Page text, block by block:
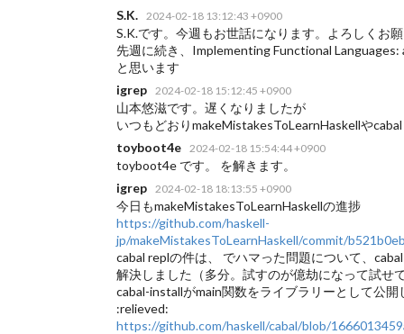
S.K. 2024-02-18 13:12:43 +0900
S.K.です。今週もお世話になります。よろしくお
先週に続き、Implementing Functional
と思います
igrep
2024-02-18 15:12:45 +0900
山本悠滋です。遅くなりましたが
いつもどおりmakeMistakesToLearnHaskellや
toyboot4e
2024-02-18 15:54:44 +0900
toyboot4e です。
を解きます。
igrep
2024-02-18 18:13:55 +0900
今日もmakeMistakesToLearnHaskellの進捗
https://github.com/haskell-
jp/makeMistakesToLearnHaskell/commit/
cabal replの件は、
でハマった問題について、
解決しました（多分。試すのが億劫になって試せ
cabal-installがmain関数をライブラリーとして公
:relieved:
https://github.com/haskell/cabal/blob/